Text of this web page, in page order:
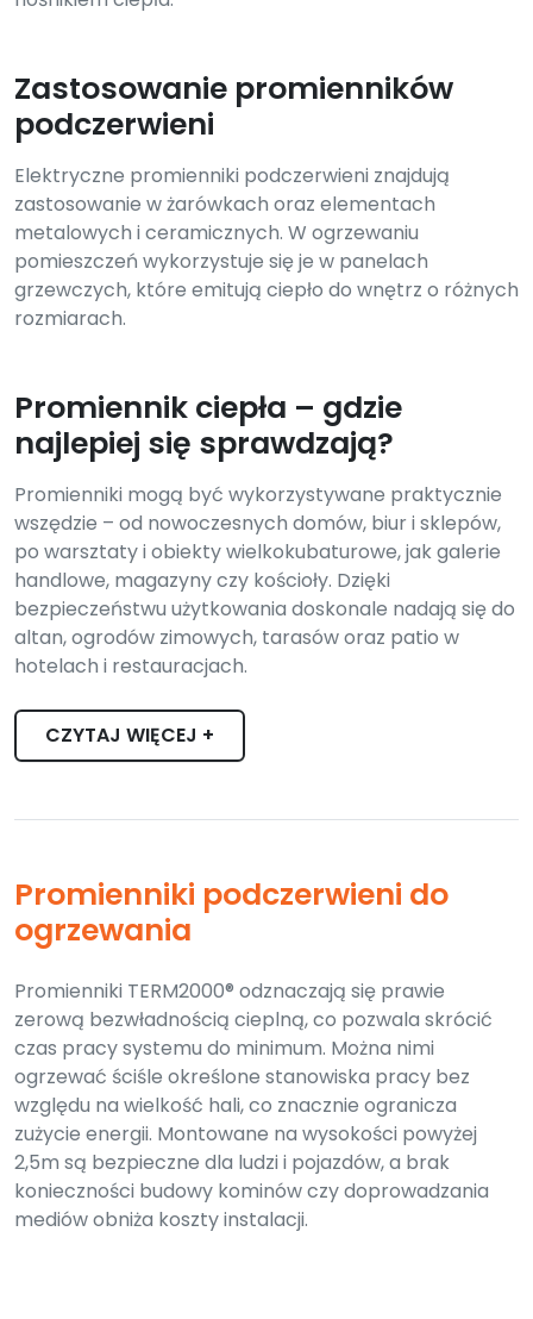
Zastosowanie promienników
podczerwieni
Elektryczne promienniki podczerwieni znajdują
zastosowanie w żarówkach oraz elementach
metalowych i ceramicznych. W ogrzewaniu
pomieszczeń wykorzystuje się je w panelach
grzewczych, które emitują ciepło do wnętrz o różnych
rozmiarach.
Promiennik ciepła – gdzie
najlepiej się sprawdzają?
Promienniki mogą być wykorzystywane praktycznie
wszędzie – od nowoczesnych domów, biur i sklepów,
po warsztaty i obiekty wielkokubaturowe, jak galerie
handlowe, magazyny czy kościoły. Dzięki
bezpieczeństwu użytkowania doskonale nadają się do
altan, ogrodów zimowych, tarasów oraz patio w
hotelach i restauracjach.
CZYTAJ WIĘCEJ +
Promienniki podczerwieni do
ogrzewania
Promienniki TERM2000® odznaczają się prawie
zerową bezwładnością cieplną, co pozwala skrócić
czas pracy systemu do minimum. Można nimi
ogrzewać ściśle określone stanowiska pracy bez
względu na wielkość hali, co znacznie ogranicza
zużycie energii. Montowane na wysokości powyżej
2,5m są bezpieczne dla ludzi i pojazdów, a brak
konieczności budowy kominów czy doprowadzania
mediów obniża koszty instalacji.